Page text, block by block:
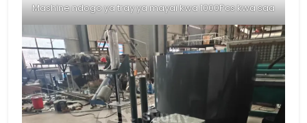
Mashine ndogo ya tray ya mayai kwa 1000Pcs kwa saa